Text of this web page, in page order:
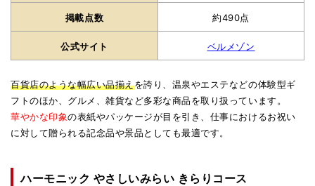
掲載点数 約490点
公式サイト ベルメゾン
百貨店のような幅広い品揃えを誇り、温泉やエステなどの体験型ギ
フトのほか、グルメ、雑貨など多彩な商品を取り扱っています。
華やかな印象の表紙やパッケージが目を引き、仕事におけるお祝い
に対して贈られる記念品や景品としても最適です。
ハーモニック やさしいみらい きらりコース